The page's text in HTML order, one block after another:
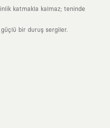
katmakla kalmaz; teninde
güçlü bir duruş sergiler.